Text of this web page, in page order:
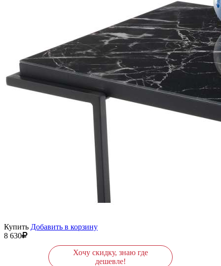
Купить Добавить в корзину
8 630
Хочу скидку, знаю где
дешевле!